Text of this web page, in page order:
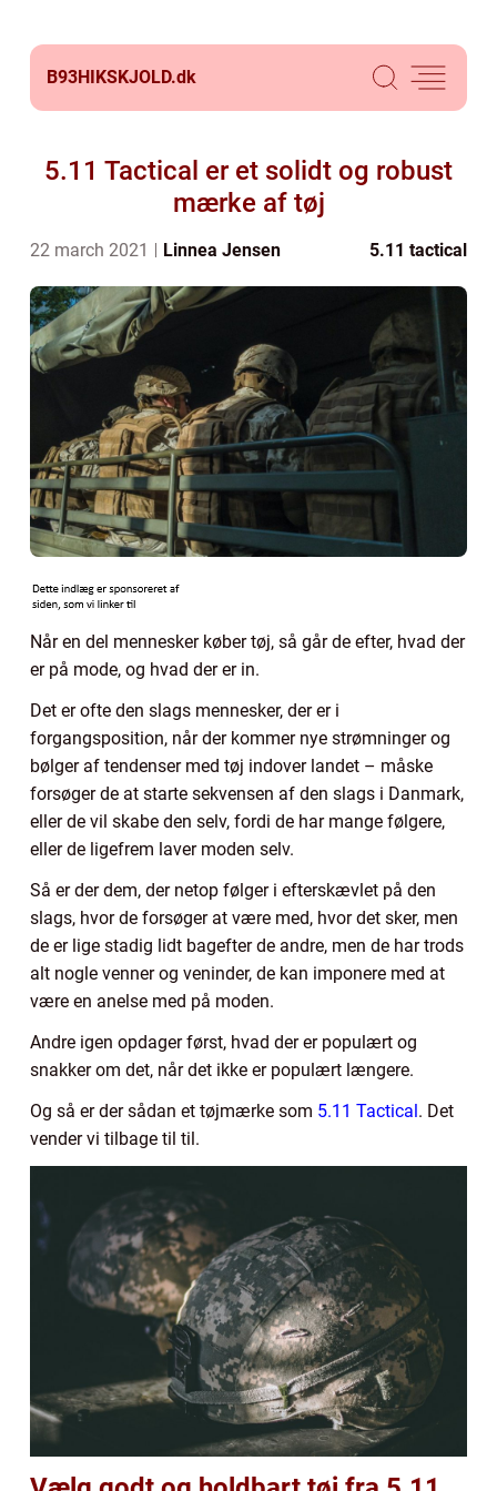
B93HIKSKJOLD.dk
5.11 Tactical er et solidt og robust
mærke af tøj
22 march 2021 Linnea Jensen 5.11 tactical
Når en del mennesker køber tøj, så går de efter, hvad der
er på mode, og hvad der er in.
Det er ofte den slags mennesker, der er i
forgangsposition, når der kommer nye strømninger og
bølger af tendenser med tøj indover landet – måske
forsøger de at starte sekvensen af den slags i Danmark,
eller de vil skabe den selv, fordi de har mange følgere,
eller de ligefrem laver moden selv.
Så er der dem, der netop følger i efterskævlet på den
slags, hvor de forsøger at være med, hvor det sker, men
de er lige stadig lidt bagefter de andre, men de har trods
alt nogle venner og veninder, de kan imponere med at
være en anelse med på moden.
Andre igen opdager først, hvad der er populært og
snakker om det, når det ikke er populært længere.
Og så er der sådan et tøjmærke som 5.11 Tactical. Det
vender vi tilbage til til.